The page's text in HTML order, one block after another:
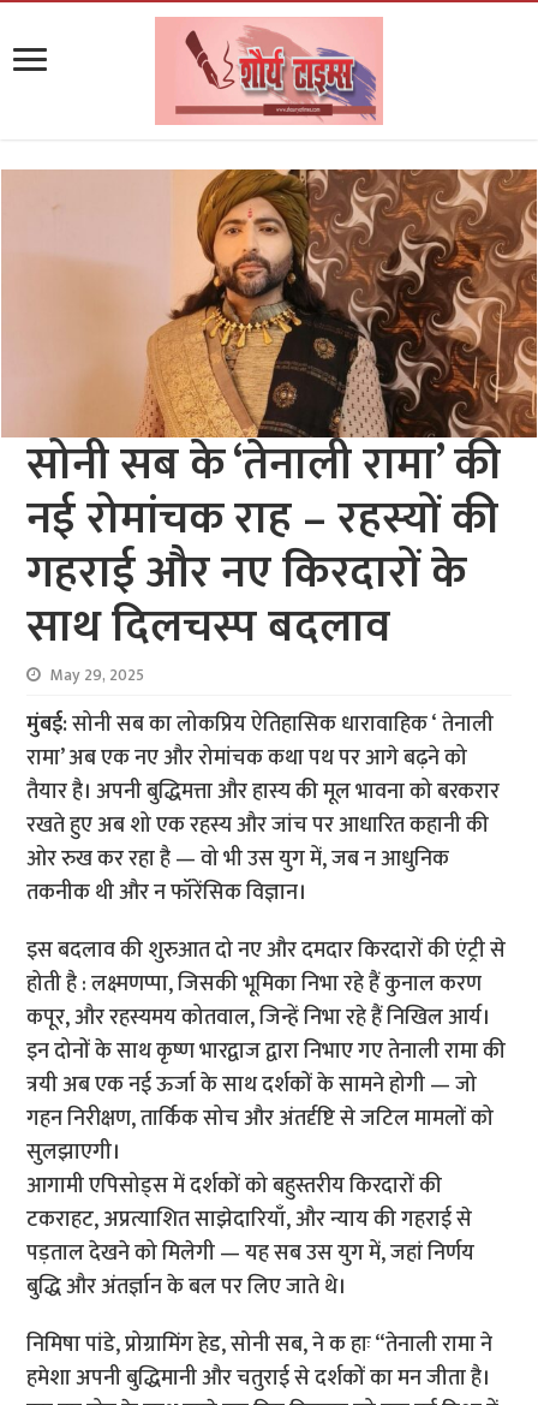
सोनी सब के ‘तेनाली रामा’ की
नई रोमांचक राह – रहस्यों की
गहराई और नए किरदारों के
साथ दिलचस्प बदलाव
May 29, 2025
मुंबई:सोनी सब का लोकप्रिय ऐतिहासिक धारावाहिक ‘ तेनाली
रामा’ अब एक नए और रोमांचक कथा पथ पर आगे बढ़ने को
तैयार है। अपनी बुद्धिमत्ता और हास्य की मूल भावना को बरकरार
रखते हुए अब शो एक रहस्य और जांच पर आधारित कहानी की
ओर रुख कर रहा है — वो भी उस युग में, जब न आधुनिक
तकनीक थी और न फॉरेंसिक विज्ञान।
इस बदलाव की शुरुआत दो नए और दमदार किरदारों की एंट्री से
होती है : लक्ष्मणप्पा, जिसकी भूमिका निभा रहे हैं कुनाल करण
कपूर, और रहस्यमय कोतवाल, जिन्हें निभा रहे हैं निखिल आर्य।
इन दोनों के साथ कृष्ण भारद्वाज द्वारा निभाए गए तेनाली रामा की
त्रयी अब एक नई ऊर्जा के साथ दर्शकों के सामने होगी — जो
गहन निरीक्षण, तार्किक सोच और अंतर्दृष्टि से जटिल मामलों को
सुलझाएगी।
आगामी एपिसोड्स में दर्शकों को बहुस्तरीय किरदारों की
टकराहट, अप्रत्याशित साझेदारियाँ, और न्याय की गहराई से
पड़ताल देखने को मिलेगी — यह सब उस युग में, जहां निर्णय
बुद्धि और अंतर्ज्ञान के बल पर लिए जाते थे।
निमिषा पांडे, प्रोग्रामिंग हेड, सोनी सब, ने क हाः “तेनाली रामा ने
हमेशा अपनी बुद्धिमानी और चतुराई से दर्शकों का मन जीता है।